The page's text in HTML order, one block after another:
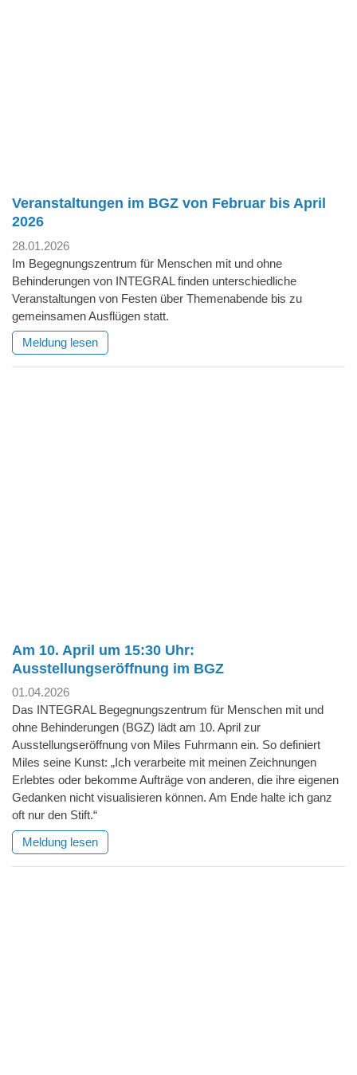
Veranstaltungen im BGZ von Februar bis April
2026
28.01.2026
Im Begegnungszentrum für Menschen mit und ohne
Behinderungen von INTEGRAL finden unterschiedliche
Veranstaltungen von Festen über Themenabende bis zu
gemeinsamen Ausflügen statt.
Meldung lesen
Am 10. April um 15:30 Uhr:
Ausstellungseröffnung im BGZ
01.04.2026
Das INTEGRAL Begegnungszentrum für Menschen mit und
ohne Behinderungen (BGZ) lädt am 10. April zur
Ausstellungseröffnung von Miles Fuhrmann ein. So definiert
Miles seine Kunst: „Ich verarbeite mit meinen Zeichnungen
Erlebtes oder bekomme Aufträge von anderen, die ihre eigenen
Gedanken nicht visualisieren können. Am Ende halte ich ganz
oft nur den Stift.“
Meldung lesen